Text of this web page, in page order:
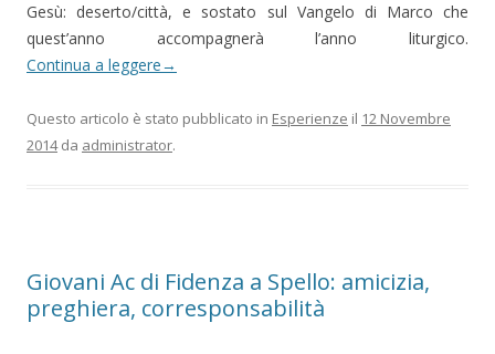
Gesù: deserto/città, e sostato sul Vangelo di Marco che
quest’anno accompagnerà l’anno liturgico.
Continua a leggere→
Questo articolo è stato pubblicato in Esperienze il 12 Novembre
2014da administrator.
Giovani Ac di Fidenza a Spello: amicizia,
preghiera, corresponsabilità